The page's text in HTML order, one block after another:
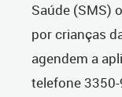
Saúde (SMS)
por crianças
agendem a
telefone